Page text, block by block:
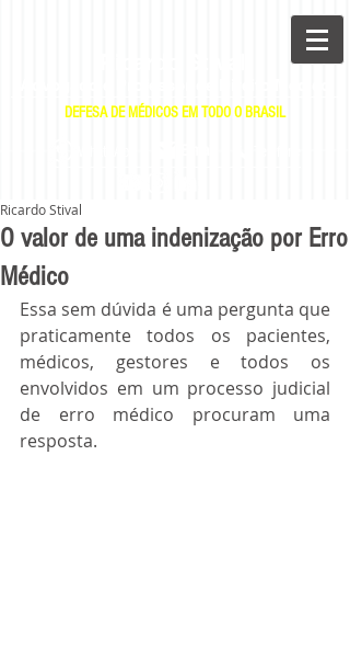
DEFESA DE MÉDICOS EM TODO O BRASIL
O valor de uma indenização por Erro
Médico
Ricardo Stival
Essa sem dúvida é uma pergunta que
praticamente todos os pacientes,
médicos, gestores e todos os
envolvidos em um processo judicial
de erro médico procuram uma
resposta.